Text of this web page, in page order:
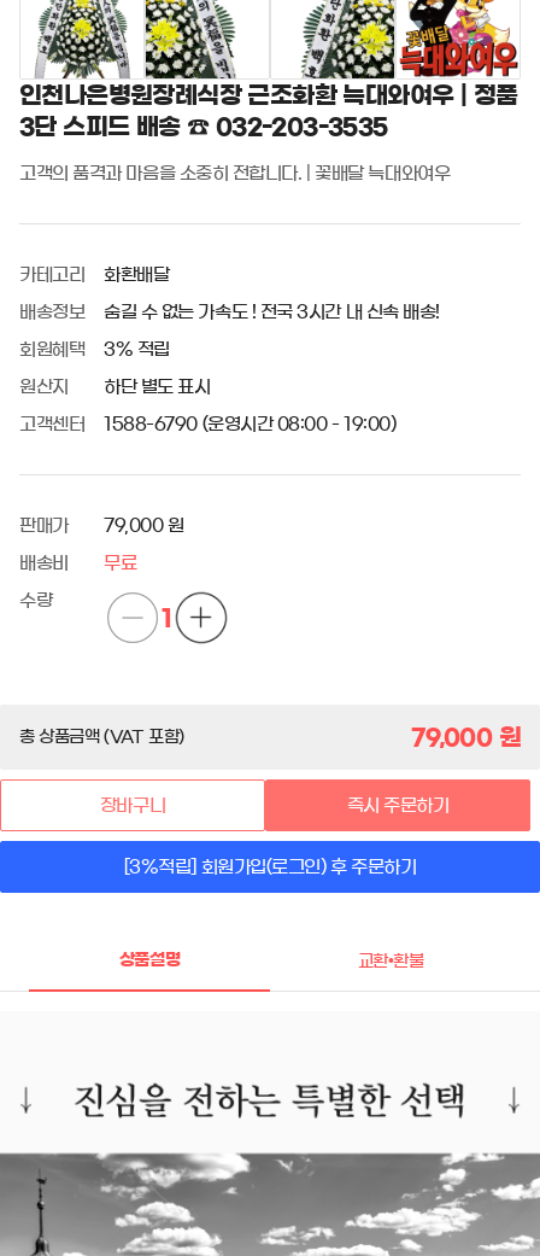
인천나은병원장례식장 근조화환 늑대와여우 | 정품
3단 스피드 배송 ☎ 032-203-3535
고객의 품격과 마음을 소중히 전합니다. | 꽃배달 늑대와여우
카테고리 화환배달
배송정보 숨길 수 없는 가속도 ! 전국 3시간 내 신속 배송!
회원혜택 3% 적립
원산지 하단 별도 표시
고객센터 1588-6790 (운영시간 08:00 - 19:00)
판매가 79,000 원
배송비 무료
수량
1
총 상품금액 (VAT 포함) 79,000원
장바구니 즉시 주문하기
[3%적립] 회원가입(로그인) 후 주문하기
상품설명 교환•환불